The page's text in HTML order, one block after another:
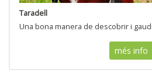
Taradell
Una bona manera de descobrir i
més info